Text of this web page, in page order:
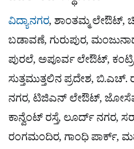
ವಿದ್ಯಾನಗರ, ಶಾಂತಮ್ಮ ಲೇಔಟ್,
ಬಡಾವಣೆ, ಗುರುಪುರ,
ಪುರಲೆ, ಅಪೂರ್ವ ಲೇಔಟ್,
ಸುತ್ತಮುತ್ತಲಿನ ಪ್ರದೇಶ,
ನಗರ, ಟಿಜಿಎನ್ ಲೇಔಟ್,
ಕಾನ್ವೆಂಟ್ ರಸ್ತೆ, ಲೂರ್ದ್ ನಗರ,
ರಂಗಮಂದಿರ, ಗಾಂಧಿ ಪಾರ್ಕ್,